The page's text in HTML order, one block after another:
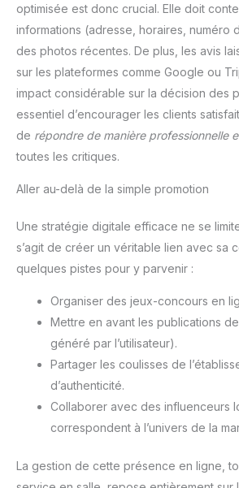
optimisée est donc crucial. Elle doit
informations (adresse, horaires, numéro
des photos récentes. De plus, les avis
sur les plateformes comme Google ou
impact considérable sur la décision des
essentiel d’encourager les clients
de répondre de manière professionnelle
toutes les critiques.
Aller au-delà de la simple promotion
Une stratégie digitale efficace ne se
s’agit de créer un véritable lien avec sa
quelques pistes pour y parvenir :
Organiser des jeux-concours en
Mettre en avant les publications
généré par l’utilisateur).
Partager les coulisses de
d’authenticité.
Collaborer avec des influenceurs
correspondent à l’univers de la
La gestion de cette présence en ligne,